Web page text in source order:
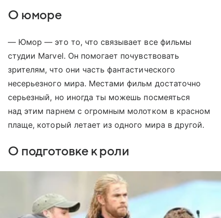
О юморе
— Юмор — это то, что связывает все фильмы
студии Marvel. Он помогает почувствовать
зрителям, что они часть фантастического
несерьезного мира. Местами фильм достаточно
серьезный, но иногда ты можешь посмеяться
над этим парнем с огромным молотком в красном
плаще, который летает из одного мира в другой.
О подготовке к роли